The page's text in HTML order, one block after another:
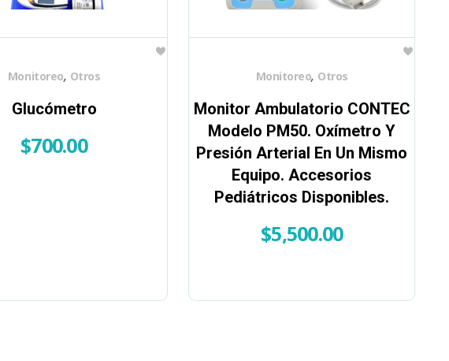
Glucómetro
$700.00
Monitoreo, Otros
Monitor Ambulatorio CONTEC
Modelo PM50. Oxímetro Y
Presión Arterial En Un Mismo
Equipo. Accesorios
Pediátricos Disponibles.
$5,500.00
Monitoreo, Otros